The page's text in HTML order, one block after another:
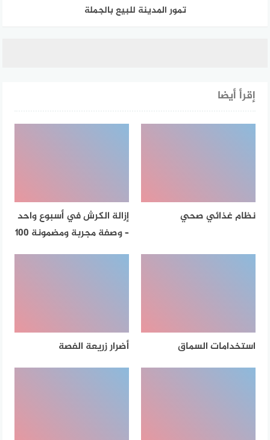
تمور المدينة للبيع بالجملة
إقرأ أيضا
نظام غذائي صحي
إزالة الكرش في أسبوع واحد
– وصفة مجربة ومضمونة 100
استخدامات السماق أضرار زريعة الفصة